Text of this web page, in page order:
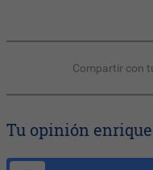
Compartir con
Tu opinión